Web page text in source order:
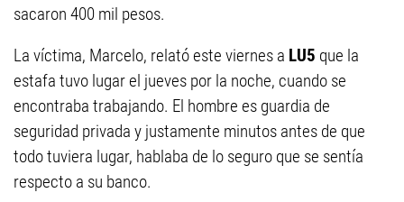
sacaron 400 mil pesos.
La víctima, Marcelo, relató este viernes a LU5 que la
estafa tuvo lugar el jueves por la noche, cuando se
encontraba trabajando. El hombre es guardia de
seguridad privada y justamente minutos antes de que
todo tuviera lugar, hablaba de lo seguro que se sentía
respecto a su banco.